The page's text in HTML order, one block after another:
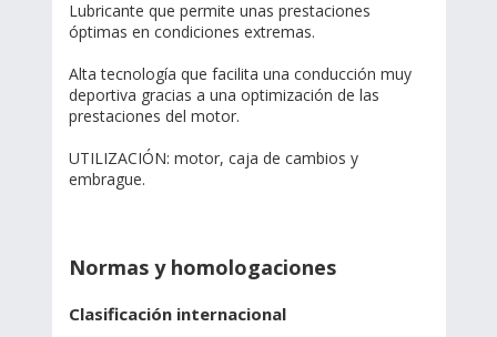
Lubricante que permite unas prestaciones
óptimas en condiciones extremas.
Alta tecnología que facilita una conducción muy
deportiva gracias a una optimización de las
prestaciones del motor.
UTILIZACIÓN: motor, caja de cambios y
embrague.
Normas y homologaciones
Clasificación internacional